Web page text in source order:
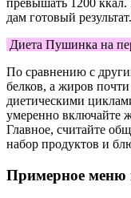
превышать 1200
дам готовый результат.
Диета Пушинка на
По сравнению с
белков, а жиров
диетическими
умеренно включайте
Главное, считайте
набор продуктов и
Примерное меню